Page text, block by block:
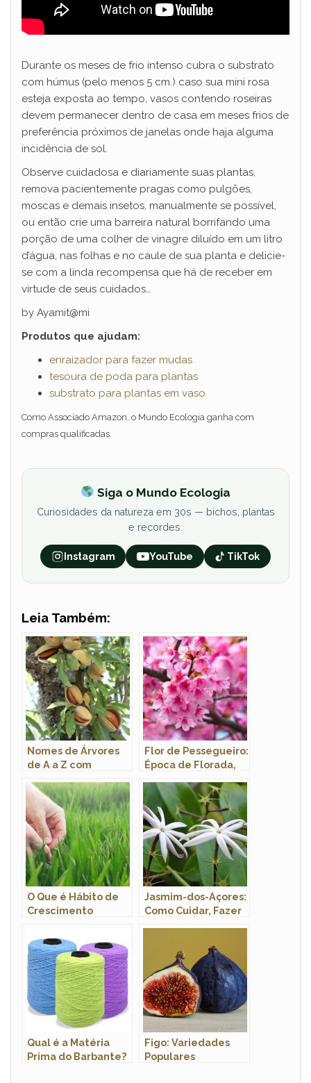
Durante os meses de frio intenso cubra o substrato
com húmus (pelo menos 5 cm.) caso sua mini rosa
esteja exposta ao tempo, vasos contendo roseiras
devem permanecer dentro de casa em meses frios de
preferência próximos de janelas onde haja alguma
incidência de sol.
Observe cuidadosa e diariamente suas plantas,
remova pacientemente pragas como pulgões,
moscas e demais insetos, manualmente se possível,
ou então crie uma barreira natural borrifando uma
porção de uma colher de vinagre diluído em um litro
d’água, nas folhas e no caule de sua planta e delicie-
se com a linda recompensa que há de receber em
virtude de seus cuidados…
by Ayamit@mi
Produtos que ajudam:
enraizador para fazer mudas
tesoura de poda para plantas
substrato para plantas em vaso
Como Associado Amazon, o Mundo Ecologia ganha com
compras qualificadas.
Siga o Mundo Ecologia
Curiosidades da natureza em 30s — bichos, plantas
e recordes.
Instagram YouTube TikTok
Leia Também:
Nomes de Árvores
de A a Z com
Flor de Pessegueiro:
Época de Florada,
Fotos
O Que é Hábito de
Crescimento
Jasmim-dos-Açores:
Como Cuidar, Fazer
Qual é a Matéria
Prima do Barbante?
Figo: Variedades
Populares